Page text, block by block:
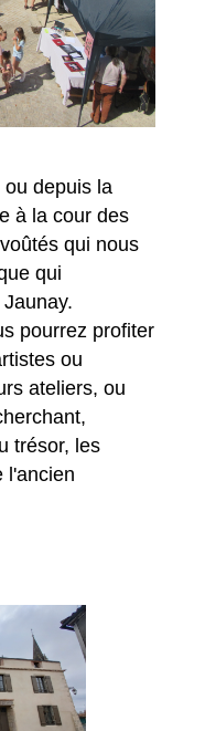
ou depuis la
à la cour des
qui nous
qui
pourrez profiter
ou
ateliers, ou
trésor, les
l'ancien